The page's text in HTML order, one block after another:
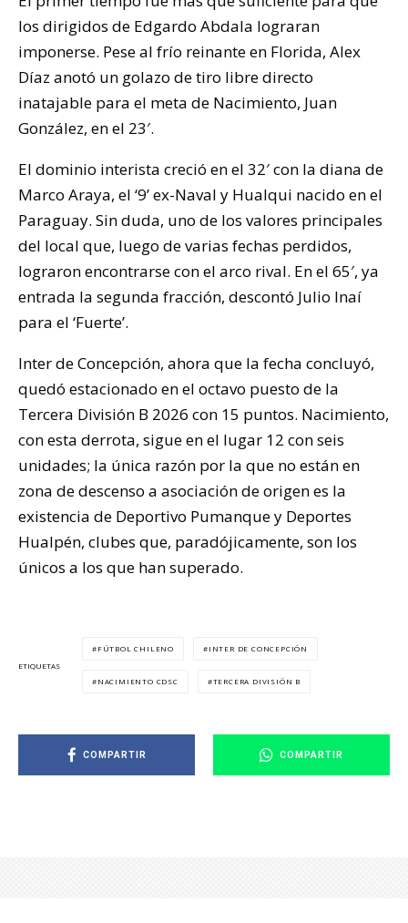
los dirigidos de Edgardo Abdala lograran
imponerse. Pese al frío reinante en Florida, Alex
Díaz anotó un golazo de tiro libre directo
inatajable para el meta de Nacimiento, Juan
González, en el 23′.
El dominio interista creció en el 32′ con la diana de
Marco Araya, el ‘9’ ex-Naval y Hualqui nacido en el
Paraguay. Sin duda, uno de los valores principales
del local que, luego de varias fechas perdidos,
lograron encontrarse con el arco rival. En el 65′, ya
entrada la segunda fracción, descontó Julio Inaí
para el ‘Fuerte’.
Inter de Concepción, ahora que la fecha concluyó,
quedó estacionado en el octavo puesto de la
Tercera División B 2026 con 15 puntos. Nacimiento,
con esta derrota, sigue en el lugar 12 con seis
unidades; la única razón por la que no están en
zona de descenso a asociación de origen es la
existencia de Deportivo Pumanque y Deportes
Hualpén, clubes que, paradójicamente, son los
únicos a los que han superado.
ETIQUETAS
FÚTBOL CHILENO INTER DE CONCEPCIÓN
NACIMIENTO CDSC TERCERA DIVISIÓN B
COMPARTIR COMPARTIR